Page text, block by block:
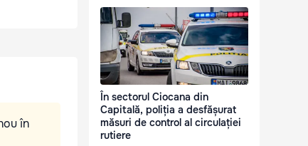
în
În sectorul Ciocana din
Capitală, poliția a desfășurat
măsuri de control al circulației
rutiere